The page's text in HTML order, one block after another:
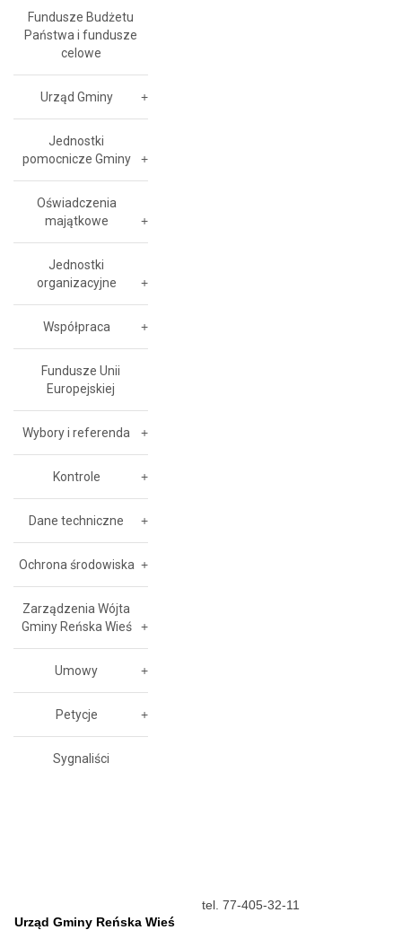
Fundusze Budżetu
Państwa i fundusze
celowe
Urząd Gminy
Jednostki
pomocnicze Gminy
Oświadczenia
majątkowe
Jednostki
organizacyjne
Współpraca
Fundusze Unii
Europejskiej
Wybory i referenda
Kontrole
Dane techniczne
Ochrona środowiska
Zarządzenia Wójta
Gminy Reńska Wieś
Umowy
Petycje
Sygnaliści
Urząd Gminy Reńska Wieś
tel. 77-405-32-11